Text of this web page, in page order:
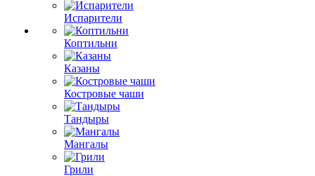
Испарители
Коптильни
Казаны
Костровые чаши
Тандыры
Мангалы
Грили